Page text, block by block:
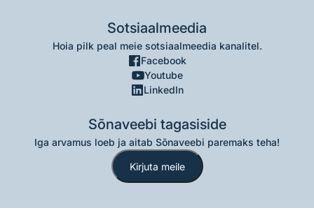
Sotsiaalmeedia
Hoia pilk peal meie sotsiaalmeedia kanalitel.
Facebook
Youtube
LinkedIn
Sõnaveebi tagasiside
Iga arvamus loeb ja aitab Sõnaveebi paremaks teha!
Kirjuta meile